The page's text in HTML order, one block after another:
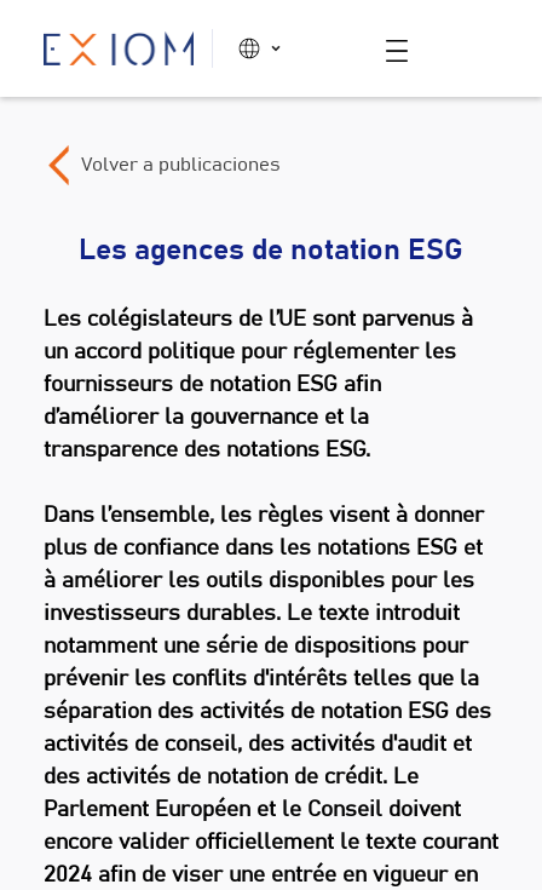
Volver a publicaciones
Les agences de notation ESG
Les colégislateurs de l’UE sont parvenus à
un accord politique pour réglementer les
fournisseurs de notation ESG afin
d’améliorer la gouvernance et la
transparence des notations ESG.
Dans l’ensemble, les règles visent à donner
plus de confiance dans les notations ESG et
à améliorer les outils disponibles pour les
investisseurs durables. Le texte introduit
notamment une série de dispositions pour
prévenir les conflits d'intérêts telles que la
séparation des activités de notation ESG des
activités de conseil, des activités d'audit et
des activités de notation de crédit. Le
Parlement Européen et le Conseil doivent
encore valider officiellement le texte courant
2024 afin de viser une entrée en vigueur en